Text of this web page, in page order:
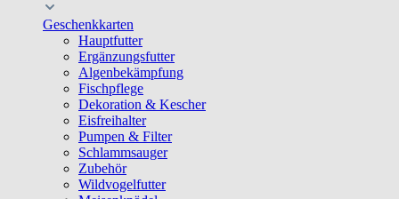
Geschenkkarten
Hauptfutter
Ergänzungsfutter
Algenbekämpfung
Fischpflege
Dekoration & Kescher
Eisfreihalter
Pumpen & Filter
Schlammsauger
Zubehör
Wildvogelfutter